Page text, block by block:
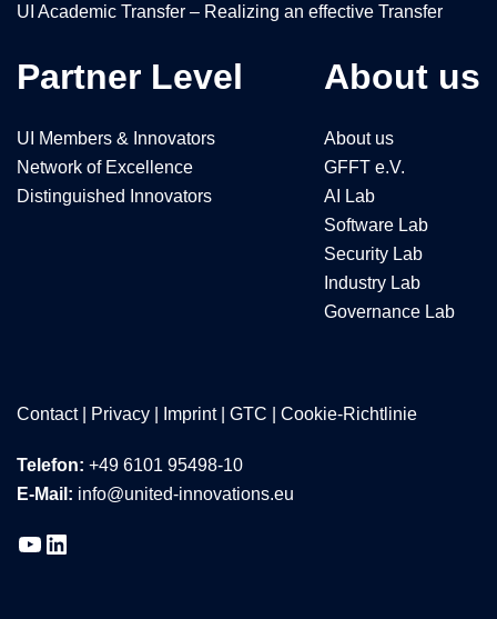
UI Academic Transfer – Realizing an effective Transfer
Partner Level
UI Members & Innovators
Network of Excellence
Distinguished Innovators
About us
About us
GFFT e.V.
AI Lab
Software Lab
Security Lab
Industry Lab
Governance Lab
Contact| Privacy Imprint| GTC Cookie-Richtlinie
Telefon: +49 6101 95498-10
E-Mail: info@united-innovations.eu